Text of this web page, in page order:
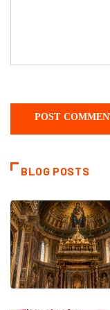
BLOG POSTS